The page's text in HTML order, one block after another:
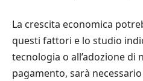
La crescita economica
questi fattori e lo studio
tecnologia o all’adozione di
pagamento, sarà